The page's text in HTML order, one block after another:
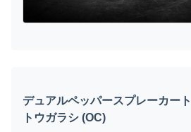
デュアルペッパースプレーカー
トウガラシ (OC)